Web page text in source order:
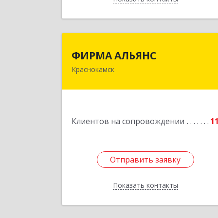
ФИРМА АЛЬЯНС
Краснокамск
Клиентов на сопровождении 11
Отправить заявку
Показать контакты
Отправить заявку
Назад